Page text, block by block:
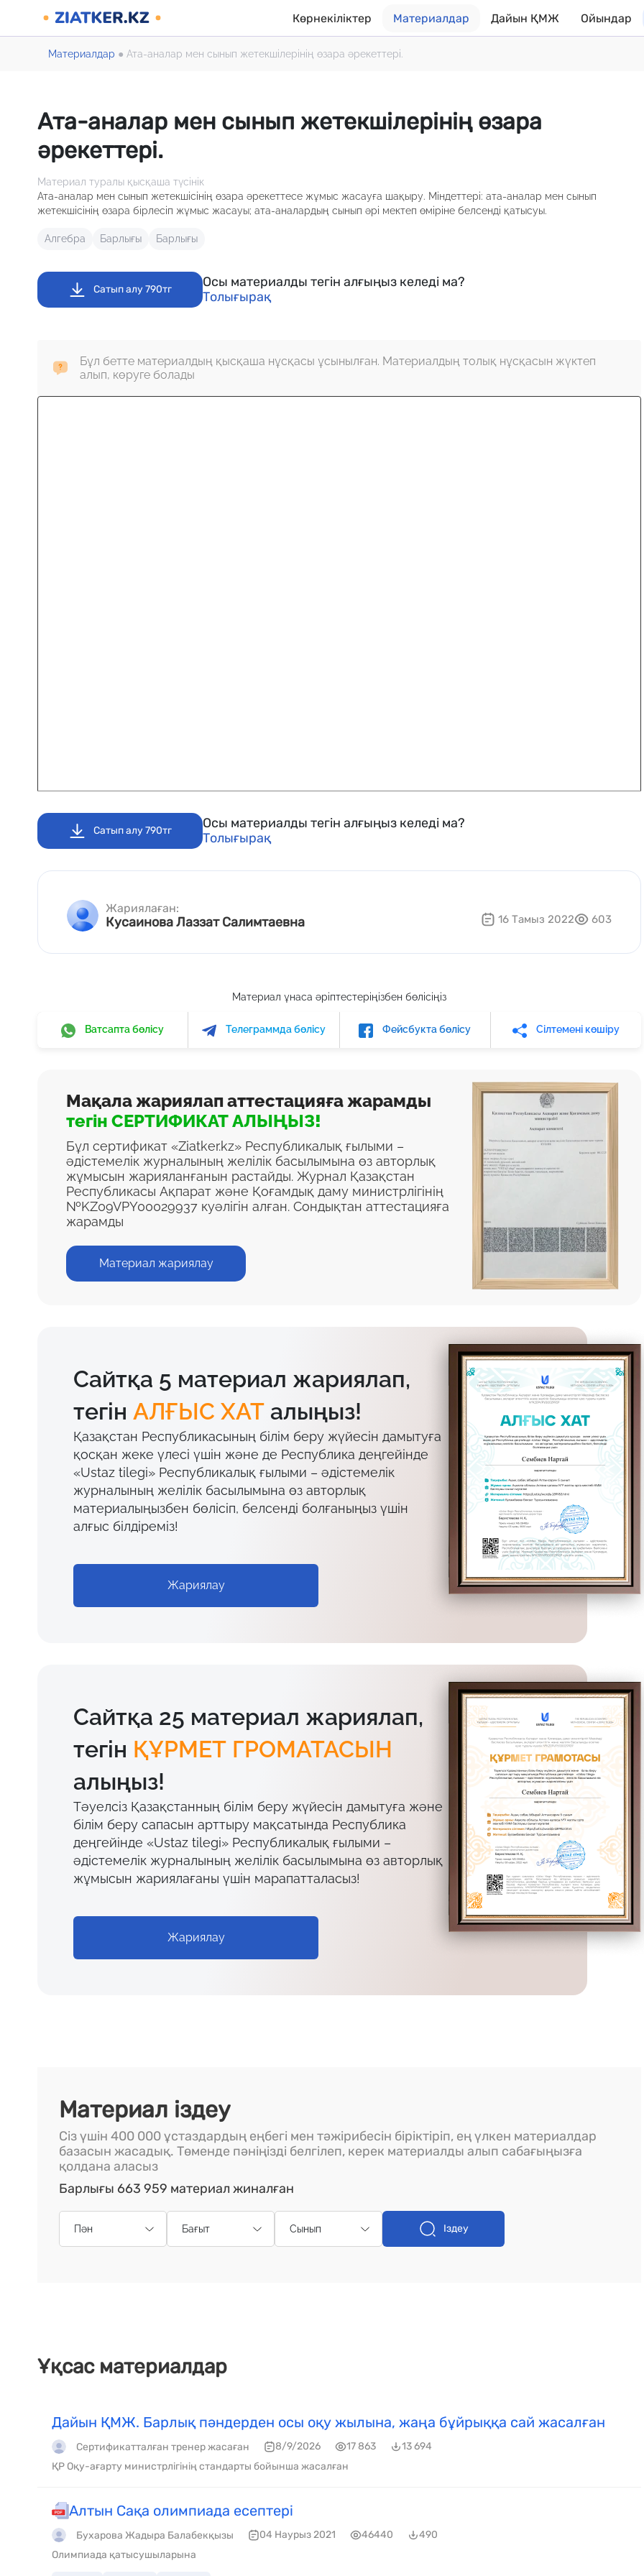
Көрнекіліктер Материалдар Дайын ҚМЖ Ойындар
Материалдар ● Ата-аналар мен сынып жетекшілерінің өзара әрекеттері.
Ата-аналар мен сынып жетекшілерінің өзара
әрекеттері.
Материал туралы қысқаша түсінік
Ата-аналар мен сынып жетекшісінің өзара әрекеттесе жұмыс жасауға шақыру. Міндеттері: ата-аналар мен сынып
жетекшісінің өзара бірлесіп жұмыс жасауы; ата-аналардың сынып әрі мектеп өміріне белсенді қатысуы.
Алгебра Барлығы Барлығы
Сатып алу 790тг
Осы материалды тегін алғыңыз келеді ма?
Толығырақ
Бұл бетте материалдың қысқаша нұсқасы ұсынылған. Материалдың толық нұсқасын жүктеп
алып, көруге болады
Сатып алу 790тг
Осы материалды тегін алғыңыз келеді ма?
Толығырақ
Жариялаған:
Кусаинова Лаззат Салимтаевна 16 Тамыз 2022 603
Материал ұнаса әріптестеріңізбен бөлісіңіз
Ватсапта бөлісу Телеграммда бөлісу Фейсбукта бөлісу Сілтемені көшіру
Мақала жариялап аттестацияға жарамды
тегін СЕРТИФИКАТ АЛЫҢЫЗ!
Бұл сертификат «Ziatker.kz» Республикалық ғылыми –
әдістемелік журналының желілік басылымына өз авторлық
жұмысын жарияланғанын растайды. Журнал Қазақстан
Республикасы Ақпарат және Қоғамдық даму министрлігінің
№KZ09VPY00029937 куәлігін алған. Сондықтан аттестацияға
жарамды
Материал жариялау
Сайтқа 5 материал жариялап,
тегін АЛҒЫС ХАТ алыңыз!
Қазақстан Республикасының білім беру жүйесін дамытуға
қосқан жеке үлесі үшін және де Республика деңгейінде
«Ustaz tilegi» Республикалық ғылыми – әдістемелік
журналының желілік басылымына өз авторлық
материалыңызбен бөлісіп, белсенді болғаныңыз үшін
алғыс білдіреміз!
Жариялау
Сайтқа 25 материал жариялап,
тегін ҚҰРМЕТ ГРОМАТАСЫН
алыңыз!
Тәуелсіз Қазақстанның білім беру жүйесін дамытуға және
білім беру сапасын арттыру мақсатында Республика
деңгейінде «Ustaz tilegi» Республикалық ғылыми –
әдістемелік журналының желілік басылымына өз авторлық
жұмысын жариялағаны үшін марапатталасыз!
Жариялау
Материал іздеу
Сіз үшін 400 000 ұстаздардың еңбегі мен тәжірибесін біріктіріп, ең үлкен материалдар
базасын жасадық. Төменде пәніңізді белгілеп, керек материалды алып сабағыңызға
қолдана аласыз
Барлығы 663 959 материал жиналған
Пән Бағыт Сынып Іздеу
Ұқсас материалдар
Дайын ҚМЖ. Барлық пәндерден осы оқу жылына, жаңа бұйрыққа сай жасалған
Сертификатталған тренер жасаған 8/9/2026 17 863
13 694
ҚР Оқу-ағарту министрлігінің стандарты бойынша жасалған
Алтын Сақа олимпиада есептері
Бухарова Жадыра Балабекқызы 04 Наурыз 2021 46440
490
Олимпиада қатысушыларына